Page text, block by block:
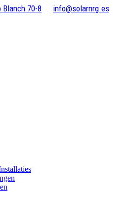
Blanch 70-8
info@solarnrg.es